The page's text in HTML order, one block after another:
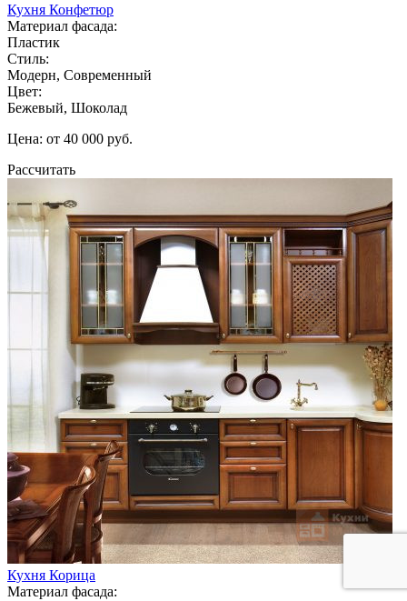
Кухня Конфетюр
Материал фасада:
Пластик
Стиль:
Модерн, Современный
Цвет:
Бежевый, Шоколад
Цена: от 40 000 руб.
Рассчитать
Кухня Корица
Материал фасада: